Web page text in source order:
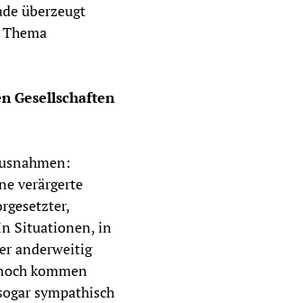
überzeugt
Gesellschaften
verärgerte
Situationen, in
anderweitig
kommen
sympathisch